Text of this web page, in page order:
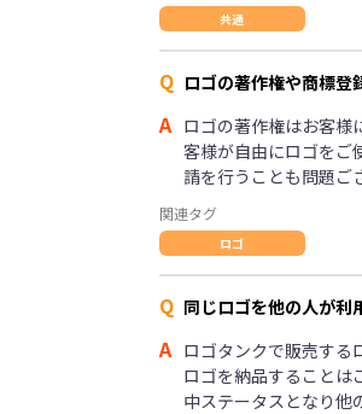
共通
Q ロゴの著作権や商標登
A ロゴの著作権はお客様
客様が自由にロゴをご
請を行うことも問題
関連タグ
ロゴ
Q 同じロゴを他の人が利
A ロゴタンクで販売する
ロゴを納品することは
中ステータスとなり